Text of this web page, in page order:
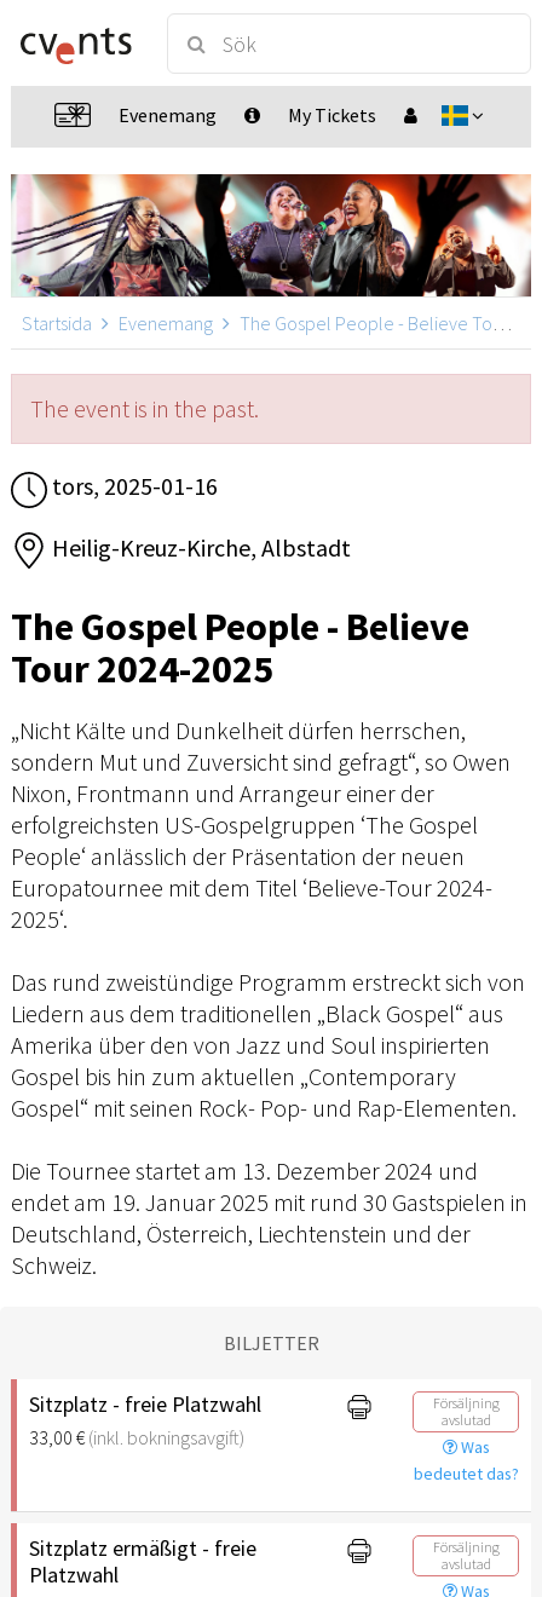
Evenemang My Tickets
Startsida Evenemang The Gospel People - Believe Tour 2024-2025
The event is in the past.
tors, 2025-01-16
Heilig-Kreuz-Kirche, Albstadt
The Gospel People - Believe
Tour 2024-2025
„Nicht Kälte und Dunkelheit dürfen herrschen,
sondern Mut und Zuversicht sind gefragt“, so Owen
Nixon, Frontmann und Arrangeur einer der
erfolgreichsten US-Gospelgruppen ‘The Gospel
People‘ anlässlich der Präsentation der neuen
Europatournee mit dem Titel ‘Believe-Tour 2024-
2025‘.
Das rund zweistündige Programm erstreckt sich von
Liedern aus dem traditionellen „Black Gospel“ aus
Amerika über den von Jazz und Soul inspirierten
Gospel bis hin zum aktuellen „Contemporary
Gospel“ mit seinen Rock- Pop- und Rap-Elementen.
Die Tournee startet am 13. Dezember 2024 und
endet am 19. Januar 2025 mit rund 30 Gastspielen in
Deutschland, Österreich, Liechtenstein und der
Schweiz.
BILJETTER
Sitzplatz - freie Platzwahl
33,00 €(inkl. bokningsavgift)
Försäljning
avslutad
Was
bedeutet das?
Sitzplatz ermäßigt - freie
Platzwahl
Försäljning
avslutad
Was